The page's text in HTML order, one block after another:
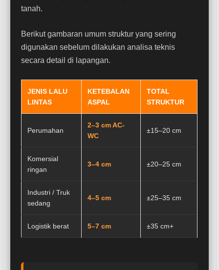
tanah.
Berikut gambaran umum struktur yang sering
digunakan sebelum dilakukan analisa teknis
secara detail di lapangan.
JENIS LALU
LINTAS
KETEBALAN
ASPAL
TOTAL
STRUKTUR
Perumahan
2–3 cm AC-
WC
±15–20 cm
Komersial
ringan
3–4 cm ±20–25 cm
Industri / Truk
sedang
4–5 cm ±25–35 cm
Logistik berat 5–7 cm ±35 cm+